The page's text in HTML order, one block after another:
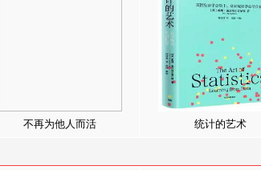
不再为他人而活 统计的艺术